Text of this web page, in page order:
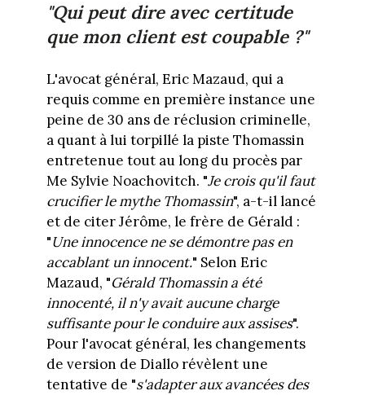
"Qui peut dire avec certitude
que mon client est coupable ?"
L'avocat général, Eric Mazaud, qui a
requis comme en première instance une
peine de 30 ans de réclusion criminelle,
a quant à lui torpillé la piste Thomassin
entretenue tout au long du procès par
Me Sylvie Noachovitch. "Je crois qu'il faut
crucifier le mythe Thomassin", a-t-il lancé
et de citer Jérôme, le frère de Gérald :
"Une innocence ne se démontre pas en
accablant un innocent." Selon Eric
Mazaud, "Gérald Thomassin a été
innocenté, il n'y avait aucune charge
suffisante pour le conduire aux assises".
Pour l'avocat général, les changements
de version de Diallo révèlent une
tentative de "s'adapter aux avancées des